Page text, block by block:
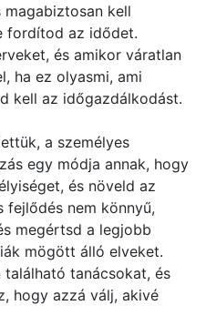
magabiztosan kell
fordítod az idődet.
és amikor váratlan
ha ez olyasmi, ami
kell az időgazdálkodást.
a személyes
egy módja annak, hogy
és növeld az
fejlődés nem könnyű,
megértsd a legjobb
mögött álló elveket.
található tanácsokat, és
hogy azzá válj, akivé